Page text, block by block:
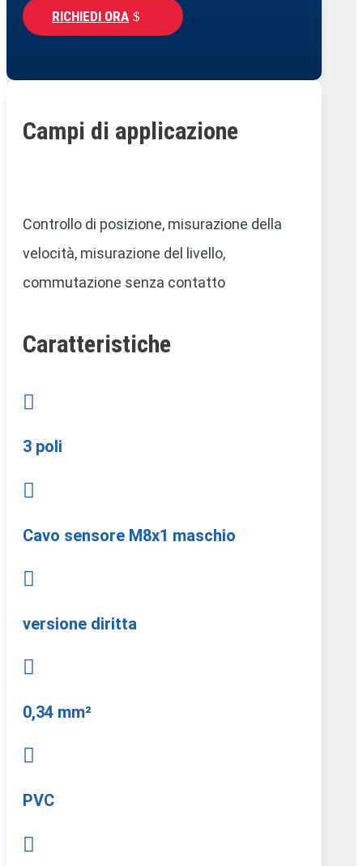
RICHIEDI ORA
Campi di applicazione
Controllo di posizione, misurazione della
velocità, misurazione del livello,
commutazione senza contatto
Caratteristiche

3 poli

Cavo sensore M8x1 maschio

versione diritta

0,34 mm²

PVC
